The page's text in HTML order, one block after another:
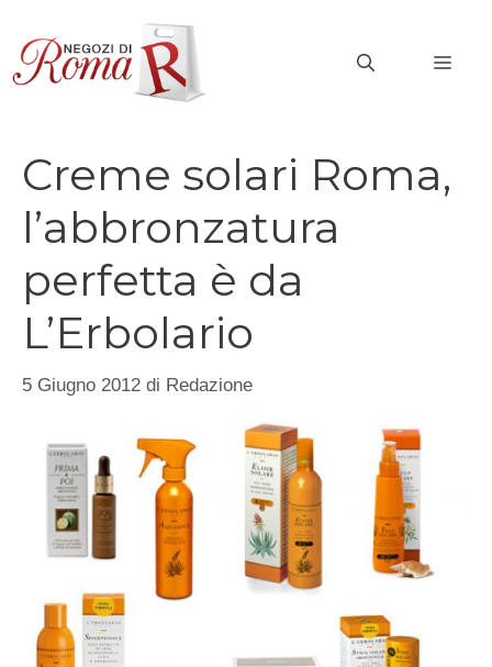
contenuto
Creme solari Roma,
l’abbronzatura
perfetta è da
L’Erbolario
5 Giugno 2012 di Redazione